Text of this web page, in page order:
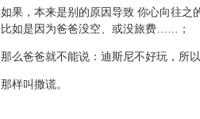
如果，本来是别的原因导致 你心向往之
比如是因为爸爸没空、或没旅费…… ；
那么爸爸就不能说：迪斯尼不好玩，所
那样叫撒谎。